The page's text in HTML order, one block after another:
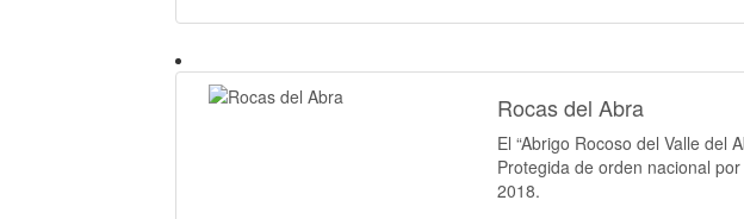
Rocas del Abra
El “Abrigo Rocoso del Valle del
Protegida de orden nacional
2018.